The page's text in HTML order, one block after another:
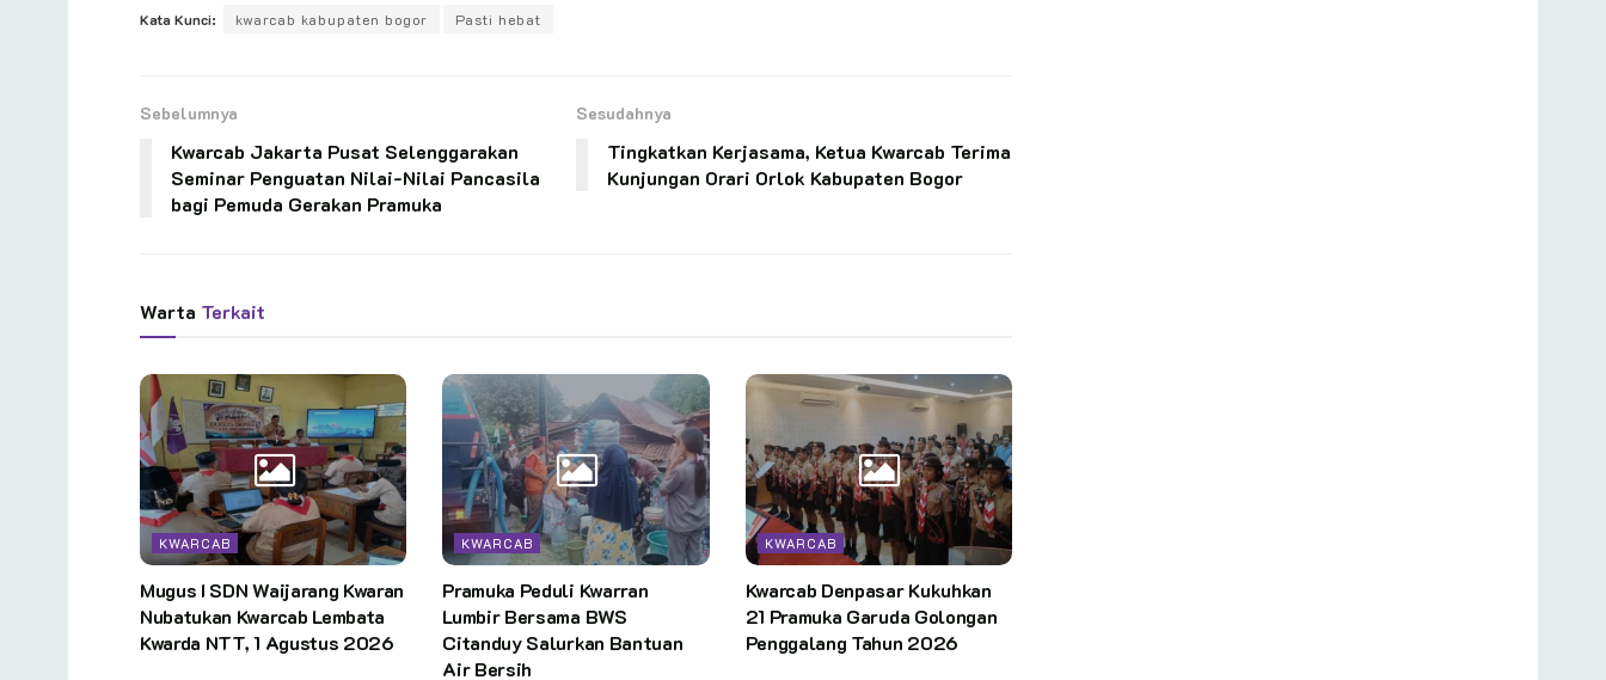
Kata Kunci: kwarcab kabupaten bogor Pasti hebat
Sebelumnya
Kwarcab Jakarta Pusat Selenggarakan
Seminar Penguatan Nilai-Nilai Pancasila
bagi Pemuda Gerakan Pramuka
Sesudahnya
Tingkatkan Kerjasama, Ketua Kwarcab Terima
Kunjungan Orari Orlok Kabupaten Bogor
Warta Terkait
KWARCAB
Mugus I SDN Waijarang Kwaran
Nubatukan Kwarcab Lembata
Kwarda NTT, 1 Agustus 2026
KWARCAB
Pramuka Peduli Kwarran
Lumbir Bersama BWS
Citanduy Salurkan Bantuan
Air Bersih
KWARCAB
Kwarcab Denpasar Kukuhkan
21 Pramuka Garuda Golongan
Penggalang Tahun 2026